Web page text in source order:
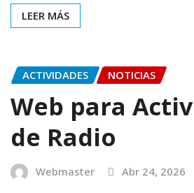
LEER MÁS
ACTIVIDADES NOTICIAS
Web para
de Radio
Webmaster Abr 24, 2026